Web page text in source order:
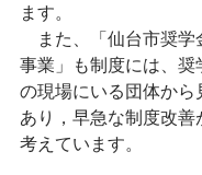
ます。
また、「仙台市奨学
事業」も制度には、奨
の現場にいる団体から
あり，早急な制度改善
考えています。